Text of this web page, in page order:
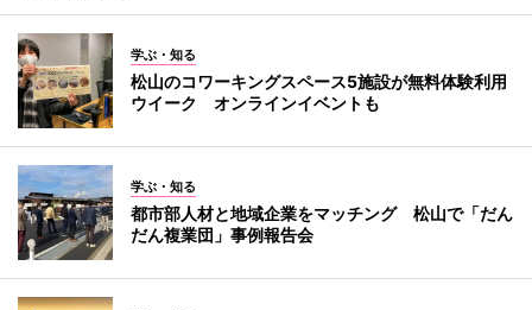
学ぶ・知る
松山のコワーキングスペース5施設が無料体験利用
ウイーク オンラインイベントも
学ぶ・知る
都市部人材と地域企業をマッチング 松山で「だん
だん複業団」事例報告会